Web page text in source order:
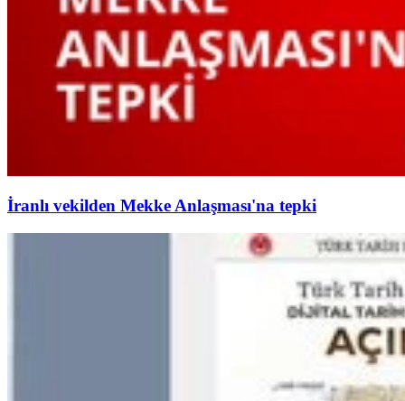
İranlı vekilden Mekke Anlaşması'na tepki